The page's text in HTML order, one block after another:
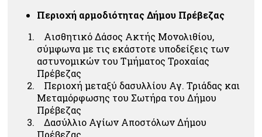
Περιοχή αρμοδιότητας Δήμου Πρέβεζας
Αισθητικό Δάσος Ακτής Μονολιθίου,
σύμφωνα με τις εκάστοτε υποδείξεις των
αστυνομικών του Τμήματος Τροχαίας
Πρέβεζας
Περιοχή μεταξύ δασυλλίου Αγ. Τριάδας και
Μεταμόρφωσης του Σωτήρα του Δήμου
Πρέβεζας
Δασύλλιο Αγίων Αποστόλων Δήμου
Πρέβεζας